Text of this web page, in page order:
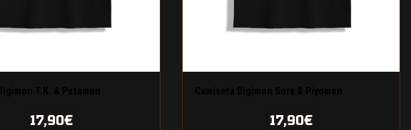
17,90€ 17,90€